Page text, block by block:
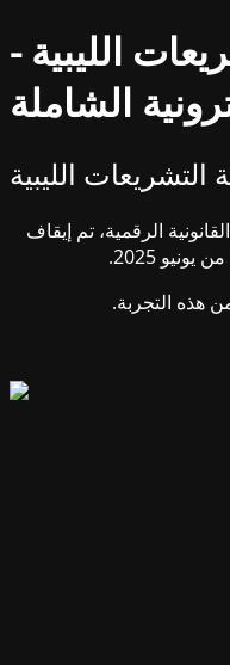
الليبية -
الشاملة
الرقمية، تم إيقاف
2025.
هذه التجربة.